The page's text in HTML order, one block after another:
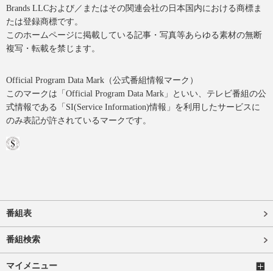
Brands LLCおよび／またはその関連会社の日本国内における商標ま
たは登録商標です。
このホームページに掲載している記事・写真等あらゆる素材の無断
複写・転載を禁じます。
Official Program Data Mark（公式番組情報マーク）
このマークは「Official Program Data Mark」といい、テレビ番組の公
式情報である「SI(Service Information)情報」を利用したサービスに
のみ表記が許されているマークです。
番組表
番組検索
マイメニュー